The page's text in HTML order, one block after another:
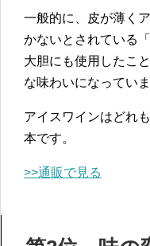
一般的に、皮が薄く
かないとされている
大胆にも使用したこ
な味わいになっていま
アイスワインはどれ
本です。
>>通販で見る